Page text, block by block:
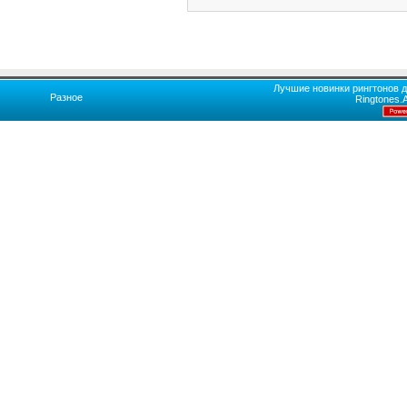
Разное
Лучшие новинки рингтонов